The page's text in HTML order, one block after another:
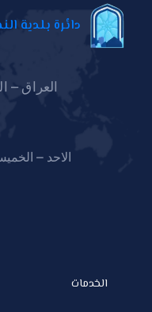
دائرة بلدية
العراق
الاحد – الخميس: 8 صباحا الى 3
الخدمات